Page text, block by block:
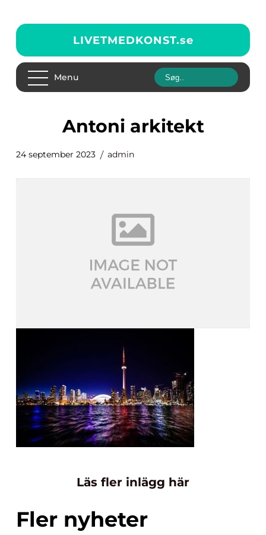
LIVETMEDKONST.se
Menu
antoni arkitekt
24 september 2023 admin
Läs fler inlägg här
Fler nyheter